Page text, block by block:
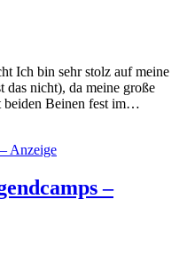
Ich bin sehr stolz auf meine
das nicht), da meine große
beiden Beinen fest im…
–